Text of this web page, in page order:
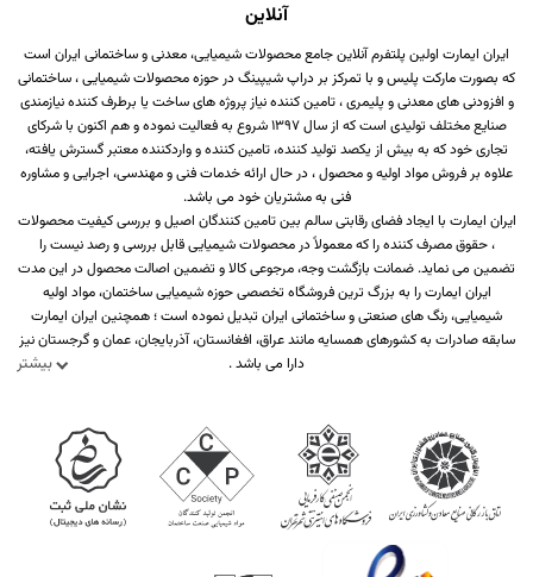
آنلاین
بیشتر
ایران ایمارت اولین پلتفرم آنلاین جامع محصولات شیمیایی، معدنی و ساختمانی ایران است
که بصورت مارکت پلیس و با تمرکز بر دراپ شیپینگ در حوزه محصولات شیمیایی ، ساختمانی
و افزودنی های معدنی و پلیمری ، تامین کننده نیاز پروژه های ساخت یا برطرف کننده نیازمندی
صنایع مختلف تولیدی است که از سال 1397 شروع به فعالیت نموده و هم اکنون با شرکای
تجاری خود که به بیش از یکصد تولید کننده، تامین کننده و واردکننده معتبر گسترش یافته،
علاوه بر فروش مواد اولیه و محصول ، در حال ارائه خدمات فنی و مهندسی، اجرایی و مشاوره
فنی به مشتریان خود می باشد.
ایران ایمارت با ایجاد فضای رقابتی سالم بین تامین کنندگان اصیل و بررسی کیفیت محصولات
، حقوق مصرف کننده را که معمولاً در محصولات شیمیایی قابل بررسی و رصد نیست را
تضمین می نماید. ضمانت بازگشت وجه، مرجوعی کالا و تضمین اصالت محصول در این مدت
ایران ایمارت را به بزرگ ترین فروشگاه تخصصی حوزه شیمیایی ساختمان، مواد اولیه
شیمیایی، رنگ های صنعتی و ساختمانی ایران تبدیل نموده است ؛ همچنین ایران ایمارت
سابقه صادرات به کشورهای همسایه مانند عراق، افغانستان، آذربایجان، عمان و گرجستان نیز
دارا می باشد .